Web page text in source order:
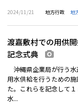
2024/11/21 地方行政 地
渡嘉敷村での用供
記念式典
沖縄県企業局が行う
用水供給を行うための
た。これらを記念して
水...